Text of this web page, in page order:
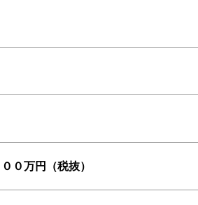
０万円（税抜）